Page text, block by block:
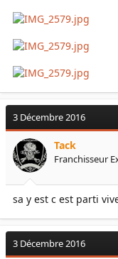
3 Décembre 2016
Tack
Franchisseur
sa y est c est parti
3 Décembre 2016